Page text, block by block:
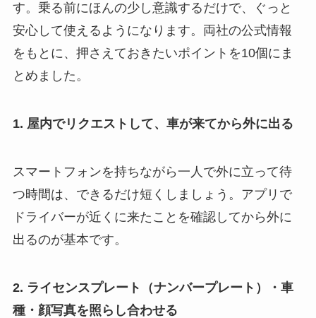
す。乗る前にほんの少し意識するだけで、ぐっと
安心して使えるようになります。両社の公式情報
をもとに、押さえておきたいポイントを10個にま
とめました。
1. 屋内でリクエストして、車が来てから外に出る
スマートフォンを持ちながら一人で外に立って待
つ時間は、できるだけ短くしましょう。アプリで
ドライバーが近くに来たことを確認してから外に
出るのが基本です。
2. ライセンスプレート（ナンバープレート）・車
種・顔写真を照らし合わせる